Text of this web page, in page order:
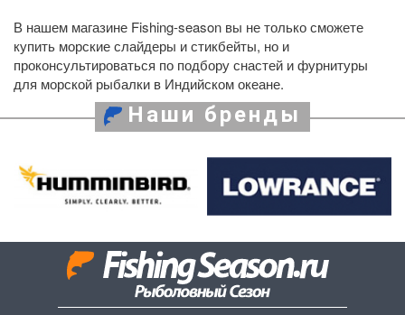
В нашем магазине Fishing-season вы не только сможете
купить морские слайдеры и стикбейты, но и
проконсультироваться по подбору снастей и фурнитуры
для морской рыбалки в Индийском океане.
Наши бренды